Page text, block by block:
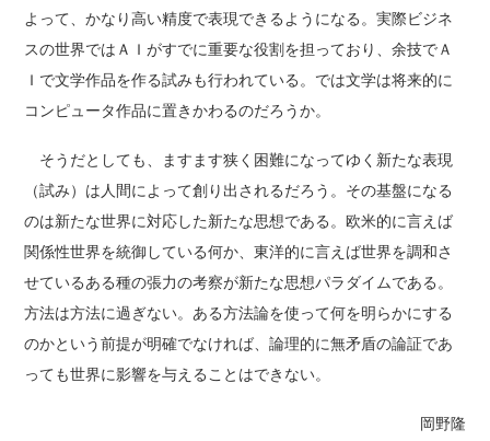
よって、かなり高い精度で表現できるようになる。実際ビジネ
スの世界ではＡＩがすでに重要な役割を担っており、余技でＡ
Ｉで文学作品を作る試みも行われている。では文学は将来的に
コンピュータ作品に置きかわるのだろうか。
そうだとしても、ますます狭く困難になってゆく新たな表現
（試み）は人間によって創り出されるだろう。その基盤になる
のは新たな世界に対応した新たな思想である。欧米的に言えば
関係性世界を統御している何か、東洋的に言えば世界を調和さ
せているある種の張力の考察が新たな思想パラダイムである。
方法は方法に過ぎない。ある方法論を使って何を明らかにする
のかという前提が明確でなければ、論理的に無矛盾の論証であ
っても世界に影響を与えることはできない。
岡野隆